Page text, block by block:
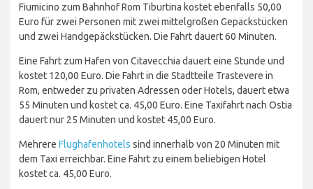
Fiumicino zum Bahnhof Rom Tiburtina kostet ebenfalls 50,00
Euro für zwei Personen mit zwei mittelgroßen Gepäckstücken
und zwei Handgepäckstücken. Die Fahrt dauert 60 Minuten.
Eine Fahrt zum Hafen von Citavecchia dauert eine Stunde und
kostet 120,00 Euro. Die Fahrt in die Stadtteile Trastevere in
Rom, entweder zu privaten Adressen oder Hotels, dauert etwa
55 Minuten und kostet ca. 45,00 Euro. Eine Taxifahrt nach Ostia
dauert nur 25 Minuten und kostet 45,00 Euro.
Mehrere Flughafenhotels sind innerhalb von 20 Minuten mit
dem Taxi erreichbar. Eine Fahrt zu einem beliebigen Hotel
kostet ca. 45,00 Euro.